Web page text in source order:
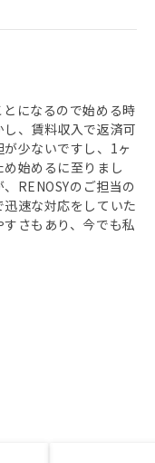
になるので始める時
、賃料収入で返済可
少ないですし、1ヶ
始めるに至りまし
RENOSYのご担当の
速な対応をしていた
さもあり、今でも私